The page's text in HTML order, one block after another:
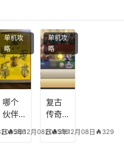
366
哪个
伙伴
心符
2025年12月08日 316
单机攻
略
复古
传奇
平民
2025年12月08日 329
单机攻
略